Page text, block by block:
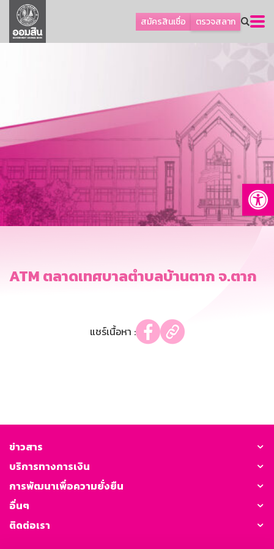
สมัครสินเชื่อ ตรวจสลาก
ลูกค้าธุรกิจ
ลูกค้าผู้ประกอบรายย่อย
การพัฒนาที่ยั่งยืน
ข่าวสาร
บริการทางการเงิน
อื่นๆ
ติดต่อเรา
บริการออนไลน์
GSB Society
ATM ตลาดเทศบาลตำบลบ้านตาก จ.ตาก
แชร์เนื้อหา :
ข่าวสาร
บริการทางการเงิน
การพัฒนาเพื่อความยั่งยืน
อื่นๆ
ติดต่อเรา